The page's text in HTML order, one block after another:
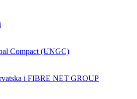
Compact (UNGC)
i FIBRE NET GROUP